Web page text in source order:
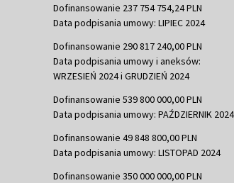
Dofinansowanie 237 754 754,24 PLN
Data podpisania umowy: LIPIEC 2024
Dofinansowanie 290 817 240,00 PLN
Data podpisania umowy i aneksów:
WRZESIEŃ 2024 i GRUDZIEŃ 2024
Dofinansowanie 539 800 000,00 PLN
Data podpisania umowy: PAŹDZIERNIK 2024
Dofinansowanie 49 848 800,00 PLN
Data podpisania umowy: LISTOPAD 2024
Dofinansowanie 350 000 000,00 PLN